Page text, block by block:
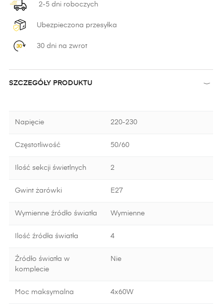
2-5 dni roboczych
Ubezpieczona przesyłka
30 dni na zwrot
SZCZEGÓŁY PRODUKTU
Napięcie 220-230
Częstotliwość 50/60
Ilość sekcji świetlnych 2
Gwint żarówki E27
Wymienne źródło światła Wymienne
Ilość źródła światła 4
Źródło światła w
komplecie
Nie
Moc maksymalna 4x60W